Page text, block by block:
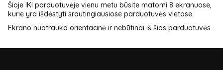
Šioje IKI parduotuvėje vienu metu būsite matomi 8 ekranuose,
kurie yra išdėstyti srautingiausiose parduotuvės vietose.
Ekrano nuotrauka orientacinė ir nebūtinai iš šios parduotuvės.